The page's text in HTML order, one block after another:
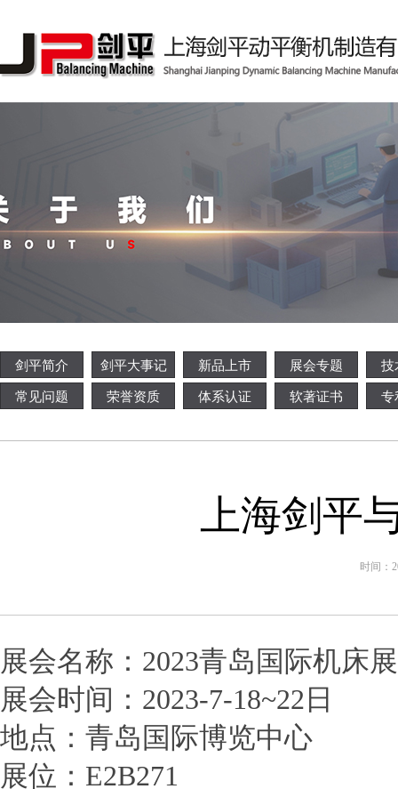
剑平简介 剑平大事记 新品上市 展会专题 技
常见问题 荣誉资质 体系认证 软著证书 专
上海剑平
时间：
展会名称： 2023青岛国际机床展
展会时间： 2023-7-18~22 日
地点：青岛国际博览中心
展位： E2B271